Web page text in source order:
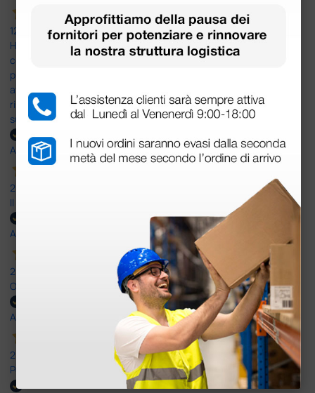
12 Giugno 2026
Ho avuto un problema con la consegna, il pacco non è stato
consegnato ma messo in giacenza. Il problema è stato
prontamente risolto dal servizio clienti. Altro problema il codice di
attivazione del software per il PC non corretto e anche questo
risolto in modo rapido professionale e immediato. Assistenza
super disponibile e professionale più che 5 stelle
Acquirente verificato
25 Maggio 2026
Il servizio e’ risultato buono, anche i tempi di consegna
Acquirente verificato
25 Maggio 2026
OTTIMO SITO E OTTIMO SERVIZIO
Acquirente verificato
25 Maggio 2026
Positiva esperienza di acquisto